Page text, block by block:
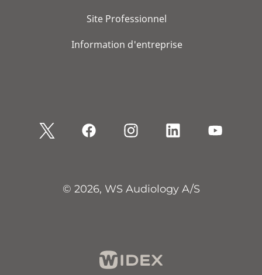
Site Professionnel
Information d'entreprise
© 2026, WS Audiology A/S